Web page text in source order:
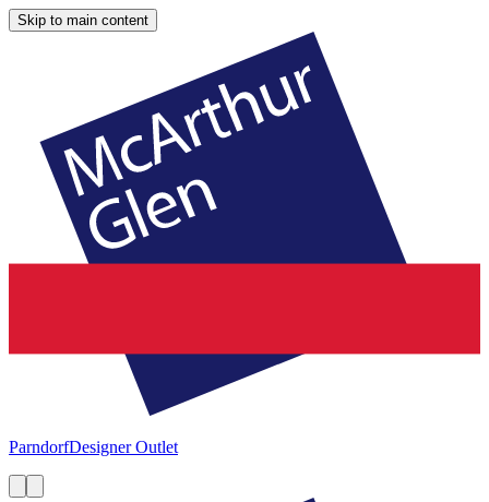
Skip to main content
ParndorfDesigner Outlet